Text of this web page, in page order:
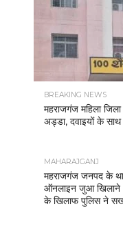
BREAKING NEWS
महराजगंज महिला
अड्डा, दवाइयों के साथ
MAHARAJGANJ
महराजगंज जनपद के
ऑनलाइन जुआ खिलाने
के खिलाफ पुलिस ने